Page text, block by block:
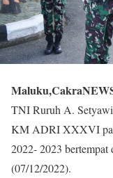
TNI Ruruh A.
KM ADRI XXXVI
2022- 2023
(07/12/2022).